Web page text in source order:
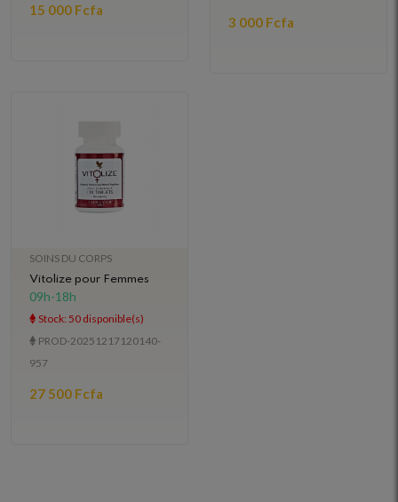
15 000 Fcfa
3 000 Fcfa
SOINS DU CORPS
Vitolize pour Femmes
09h-18h
Stock: 50 disponible(s)
PROD-20251217120140-
957
27 500 Fcfa